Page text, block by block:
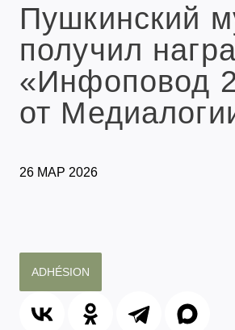
Пушкинский
получил
«Инфоповод
от
26 МАР 2026
ADHÉSION